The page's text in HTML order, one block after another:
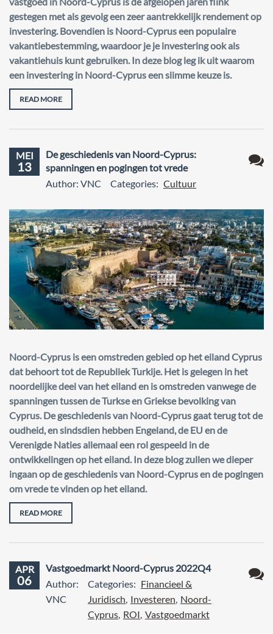
gestegen met als gevolg een zeer aantrekkelijk rendement op
investering. Bovendien is Noord-Cyprus een populaire
vakantiebestemming, waardoor je je investering ook als
vakantiehuis kunt gebruiken. In deze blog leg ik uit waarom
een investering in Noord-Cyprus een slimme keuze is.
READ MORE
MEI
13
De geschiedenis van Noord-Cyprus:
spanningen en pogingen tot vrede
Author: VNC
Categories: Cultuur
Noord-Cyprus is een omstreden gebied op het eiland Cyprus
dat behoort tot de Republiek Turkije. Het is gelegen in het
noordelijke deel van het eiland en is omstreden vanwege de
spanningen tussen de Turkse en Griekse bevolking van
Cyprus. De geschiedenis van Noord-Cyprus gaat terug tot de
oudheid, en sindsdien hebben Engeland, de EU en de
Verenigde Naties allemaal een rol gespeeld in de
ontwikkelingen op het eiland. In deze blog zullen we dieper
ingaan op de geschiedenis van Noord-Cyprus en de pogingen
om vrede te vinden op het eiland.
READ MORE
APR
06
Vastgoedmarkt Noord-Cyprus 2022Q4
Author:
VNC
Categories: Financieel &
Juridisch, Investeren, Noord-
Cyprus, ROI, Vastgoedmarkt